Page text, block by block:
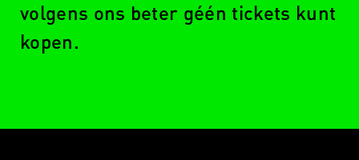
volgens ons beter géén tickets kunt
kopen.